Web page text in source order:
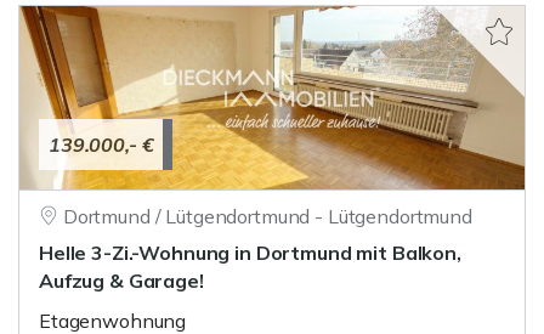
139.000,- €
Dortmund / Lütgendortmund - Lütgendortmund
Helle 3-Zi.-Wohnung in Dortmund mit Balkon,
Aufzug & Garage!
Etagenwohnung